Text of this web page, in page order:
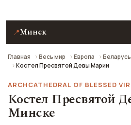
📍Минск
Главная Весь мир Европа Беларусь
Костел Пресвятой Девы Марии
ARCHCATHEDRAL OF BLESSED
Костел Пресвятой
Минске